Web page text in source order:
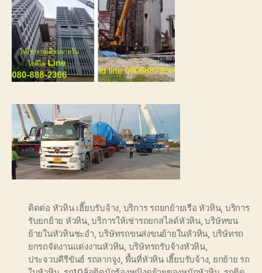
ติดต่อ หัวหิน เฮี๊ยบรับจ้าง บริการ รถยกย้ายเรือ หัวหิน, บริการ
รับยกย้าย หัวหิน,บริการให้เช่ารถยกสไลด์หัวหิน,บริษัทขน
ย้ายในหัวหินชะอำ ,บริษัทรถขนส่งขนย้ายในหัวหิน บริษัทรถ
ยกรถจัดงานแต่งงานหัวหิน บริษัทรถรับจ้างหัวหิน,
ประจวบคีรีขันธ์ รถลากจูง พื้นที่หัวหิน เฮี๊ยบรับจ้าง, ยกย้าย รถ